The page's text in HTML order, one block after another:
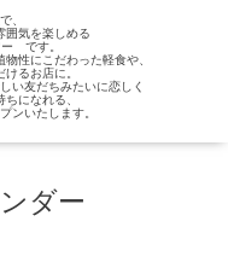
、
囲気を楽しめる
です。
性にこだわった軽食や、
るお店に。
い友だちみたいに恋しく
になれる、
ンいたします。
ダー